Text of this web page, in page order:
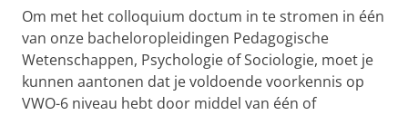
Om met het colloquium doctum in te stromen in één
van onze bacheloropleidingen Pedagogische
Wetenschappen, Psychologie of Sociologie, moet je
kunnen aantonen dat je voldoende voorkennis op
VWO-6 niveau hebt door middel van één of